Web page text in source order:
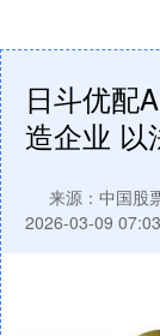
日斗优配
造企业 以
来源：中国股
2026-03-09